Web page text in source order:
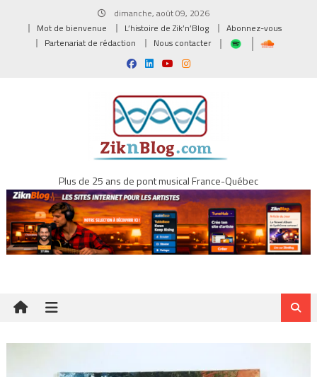
dimanche, août 09, 2026
Mot de bienvenue
L’histoire de Zik’n’Blog
Abonnez-vous
Partenariat de rédaction
Nous contacter
Plus de 25 ans de pont musical France-Québec